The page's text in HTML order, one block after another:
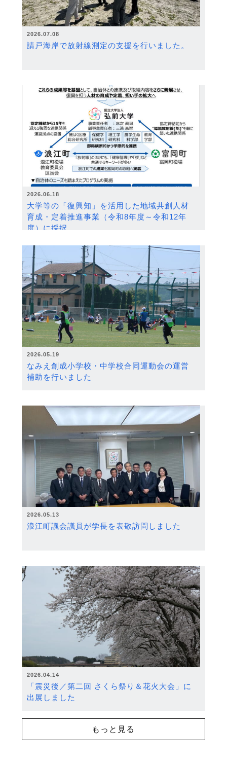
2026.07.08
請戸海岸で放射線測定の支援を行いました。
2026.06.18
大学等の「復興知」を活用した地域共創人材
育成・定着推進事業（令和8年度～令和12年
度）に採択
2026.05.19
なみえ創成小学校・中学校合同運動会の運営
補助を行いました
2026.05.13
浪江町議会議員が学長を表敬訪問しました
2026.04.14
「震災後／第二回 さくら祭り＆花火大会」に
出展しました
もっと見る